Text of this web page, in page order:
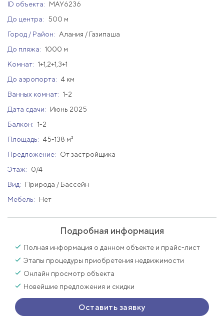
ID объекта:
MAY6236
До центра:
500 м
Город / Район:
Алания / Газипаша
До пляжа: 1000 м
Комнат: 1+1,2+1,3+1
До аэропорта: 4 км
Ванных комнат: 1-2
Дата сдачи:
Июнь 2025
Балкон: 1-2
Площадь: 45-138 м²
Предложение:
От застройщика
Этаж:
0/4
Вид:
Природа / Бассейн
Мебель:
Нет
Подробная информация
Полная информация о данном объекте и прайс-лист
Этапы процедуры приобретения недвижимости
Онлайн просмотр объекта
Новейшие предложения и скидки
Оставить заявку